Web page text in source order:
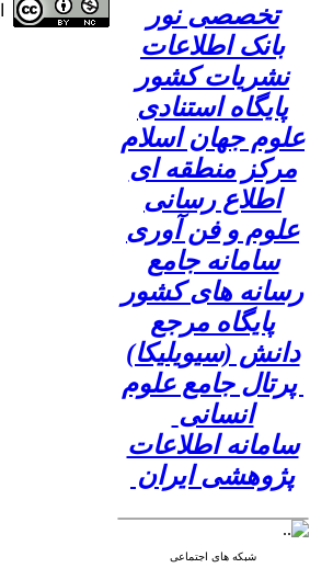
تخصصی نور
بانک اطلاعات
نشریات کشور
پایگاه استنادی
علوم جهان اسلام
مرکز منطقه ای
اطلاع رسانی
علوم و فن آوری
سامانه جامع
رسانه های کشور
پایگاه مرجع
دانش (سیویلیکا)
پرتال جامع علوم
انسانی
سامانه اطلاعات
پژوهشی ایران
شبکه های اجتماعی